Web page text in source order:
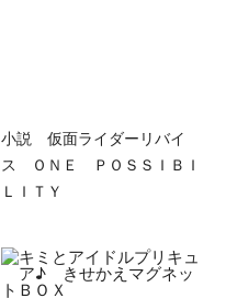
小説 仮面ライダーリバイ
ス ＯＮＥ ＰＯＳＳＩＢＩ
ＬＩＴＹ